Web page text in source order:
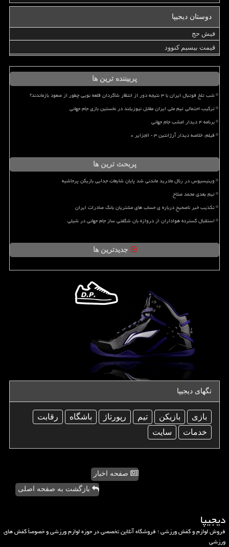
دوستان دیجیپا
فیش حج
قیمت بیسیم کنوود
پربیننده ترین ها
شب تلخ فوتبال ایران با ۳ نتیجه دور از انتظار شاگردان قلعه نویی چطور از صعود بازماندند؟
ترکیب احتمالی تیم ملی ایران مقابل نیوزیلند در نخستین بازی جام جهانی
برنامه ۴ دیدار امشب جام جهانی
فیلم، خلاصه دیدار آرژانتین ۳ - الجزایر ۰
پربحث ترین ها
وینیسیوس در رئال مادرید ماندنی شد پایان شایعات جدایی بازیکن پرحاشیه
تیم بعدی محمد صلاح
تکذیب خبر ناصحیح درباره ی حساب های مشتریان بانک صادرات ایران
استقبال گسترده هواداران از دروازه بان شگفتی ساز جام جهانی در شیلی
جدیدترین ها
تگهای دیجیپا
بازی بازیكن تیم رپورتاژ باشگاه
رقابت
خدمات
سایت
صفحه اخبار
بازگشت به صفحه اصلی
دیجیپا
فروش لوازم و کفش ورزشی ؛ فروشگاه آنلاین تخصصی در حوزه لوازم ورزشی و خصوصاً کفش های
ورزشی